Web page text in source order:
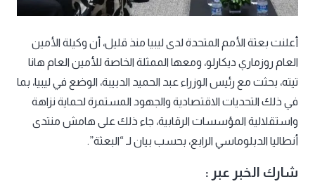
أعلنت بعثة الأمم المتحدة لدى ليبيا منذ قليل، أن وكيلة الأمين
العام روزماري ديكارلو، ومعها الممثلة الخاصة للأمين العام هانا
تيته، بحثت مع رئيس الوزراء عبد الحميد الدبيبة، الوضع في ليبيا، بما
في ذلك التحديات الاقتصادية والجهود المستمرة لحماية نزاهة
واستقلالية المؤسسات الرقابية، جاء ذلك على هامش منتدى
أنطاليا الدبلوماسي الرابع، بحسب بيان لـ “البعثة”.
شارك الخبر عبر :